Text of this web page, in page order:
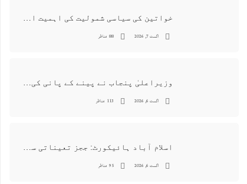
خواتین کی سیاسی شمولیت کی اہمیت اور فیصلہ سازی کے عمل میں فعال کردار
اگست 7, 2026 88 مناظر
وزیراعلیٰ پنجاب نے پینے کے پانی کی بوتل پر چارجز لگانے کی تجویز مستر دکر دی
اگست 6, 2026 113 مناظر
اسلام آباد ہائیکورٹ: ججز تعیناتی سمری منظور نہیں‌ ہونے کے خٌلاف فیصلہ محفوظ
اگست 6, 2026 95 مناظر